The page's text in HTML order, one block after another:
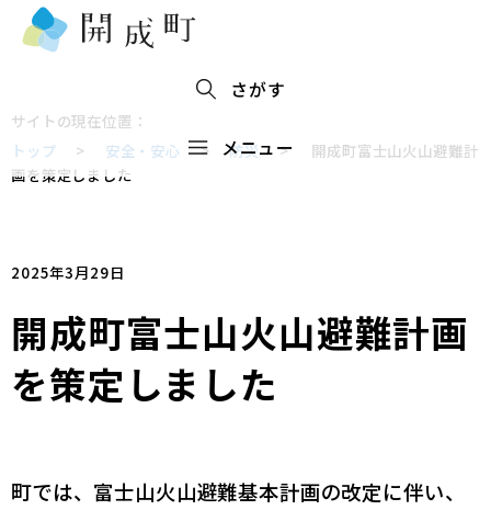
さがす
メニュー
サイトの現在位置：
トップ > 安全・安心 >防災>
開成町富士山火山避難計
画を策定しました
2025年3月29日
開成町富士山火山避難計画
を策定しました
町では、富士山火山避難基本計画の改定に伴い、